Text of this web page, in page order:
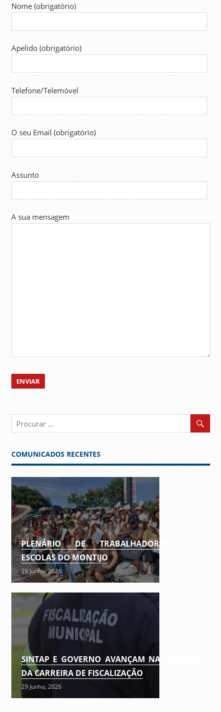
Nome (obrigatório)
Apelido (obrigatório)
Telefone/Telemóvel
O seu Email (obrigatório)
Assunto
A sua mensagem
COMUNICADOS RECENTES
PLENÁRIO DE TRABALHADORES DAS
ESCOLAS DO MONTIJO
29 Junho, 2026
SINTAP E GOVERNO AVANÇAM NA REVISÃO
DA CARREIRA DE FISCALIZAÇÃO
29 Junho, 2026